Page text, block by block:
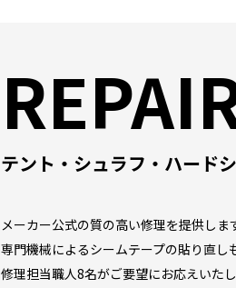
テント・シュラフ・ハード
メーカー公式の質の高い修理を提供しま
専門機械によるシームテープの貼り直し
修理担当職人8名がご要望にお応えいたし